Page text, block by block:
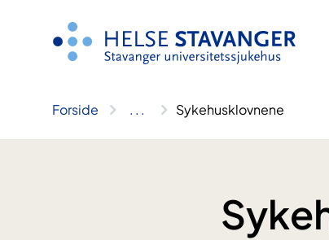
Forside .. . Sykehusklovnene